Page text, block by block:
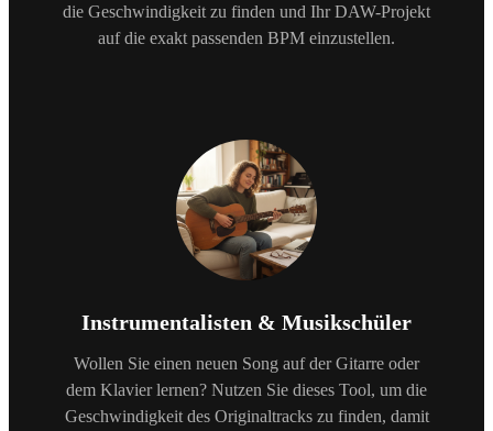
die Geschwindigkeit zu finden und Ihr DAW-Projekt
auf die exakt passenden BPM einzustellen.
Instrumentalisten & Musikschüler
Wollen Sie einen neuen Song auf der Gitarre oder
dem Klavier lernen? Nutzen Sie dieses Tool, um die
Geschwindigkeit des Originaltracks zu finden, damit